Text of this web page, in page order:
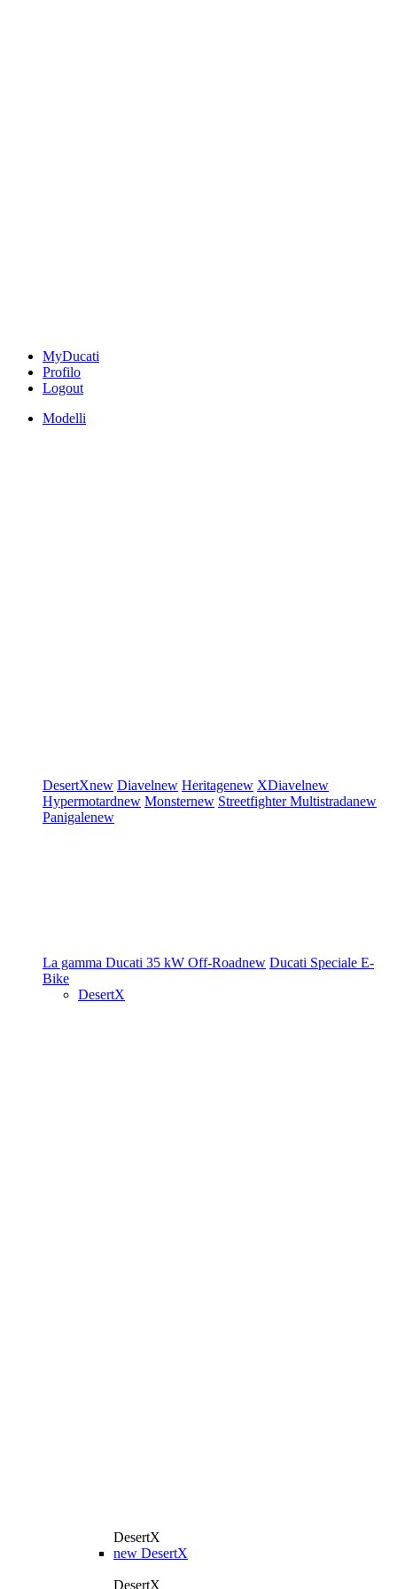
MyDucati
Profilo
Logout
Modelli
DesertXnew Diavelnew Heritagenew XDiavelnew
Hypermotardnew Monsternew StreetfighterMultistradanew
Panigalenew
La gamma Ducati 35 kW Off-Roadnew Ducati Speciale E-
Bike
DesertX
DesertX
new DesertX
DesertX